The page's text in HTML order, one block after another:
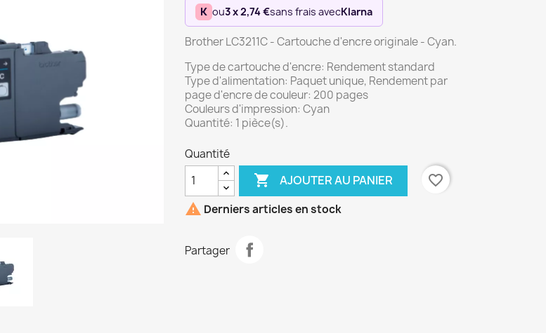
K ou3 x 2,74 €sans frais avecKlarna
Brother LC3211C - Cartouche d'encre originale - Cyan.
Type de cartouche d'encre: Rendement standard
Type d'alimentation: Paquet unique, Rendement par
page d'encre de couleur: 200 pages
Couleurs d'impression: Cyan
Quantité: 1 pièce(s).
Quantité
 AJOUTER AU PANIER
favorite_border
 Derniers articles en stock
Partager